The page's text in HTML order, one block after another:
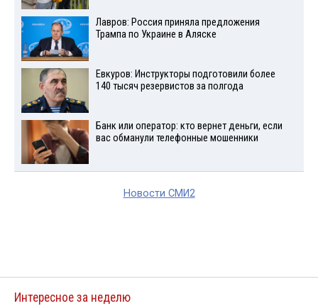
Лавров: Россия приняла предложения
Трампа по Украине в Аляске
Евкуров: Инструкторы подготовили более
140 тысяч резервистов за полгода
Банк или оператор: кто вернет деньги, если
вас обманули телефонные мошенники
Новости СМИ2
Интересное за неделю